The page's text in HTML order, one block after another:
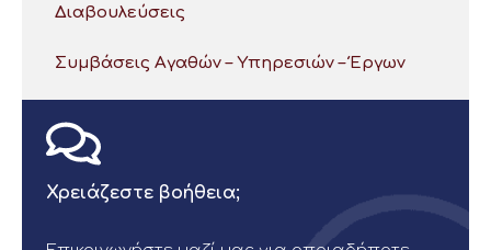
Διαβουλεύσεις
Συμβάσεις Αγαθών – Υπηρεσιών – Έργων
Χρειάζεστε βοήθεια;